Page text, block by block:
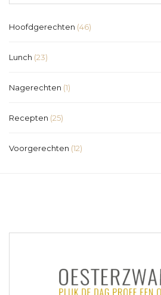
Hoofdgerechten (46)
Lunch (23)
Nagerechten (1)
Recepten (25)
Voorgerechten (12)